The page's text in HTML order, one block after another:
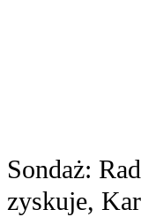
Sondaż:
zyskuje,